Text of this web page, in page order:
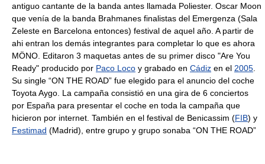
antiguo cantante de la banda antes llamada Poliester. Oscar Moon
que venía de la banda Brahmanes finalistas del Emergenza (Sala
Zeleste en Barcelona entonces) festival de aquel año. A partir de
ahi entran los demás integrantes para completar lo que es ahora
MÖNO. Editaron 3 maquetas antes de su primer disco "Are You
Ready" producido por Paco Loco y grabado en Cádiz en el 2005
Su single “ON THE ROAD” fue elegido para el anuncio del coche
Toyota Aygo. La campaña consistió en una gira de 6 conciertos
por España para presentar el coche en toda la campaña que
hicieron por internet. También en el festival de Benicassim (FIB) y
Festimad (Madrid), entre grupo y grupo sonaba “ON THE ROAD”